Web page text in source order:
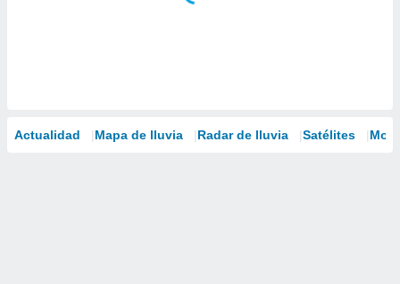
Actualidad Mapa de lluvia Radar de lluvia Satélites